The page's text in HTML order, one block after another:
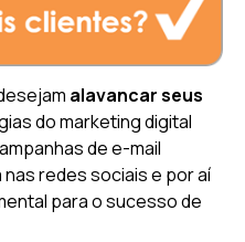
alavancar seus
do marketing digital
de e-mail
redes sociais e por aí
para o sucesso de